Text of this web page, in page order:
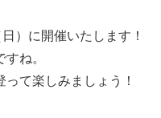
）に開催いたします！
ね。
て楽しみましょう！